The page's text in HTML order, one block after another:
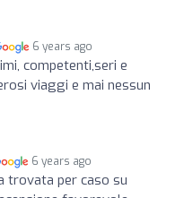
6 years ago
competenti,seri e
viaggi e mai nessun
6 years ago
trovata per caso su